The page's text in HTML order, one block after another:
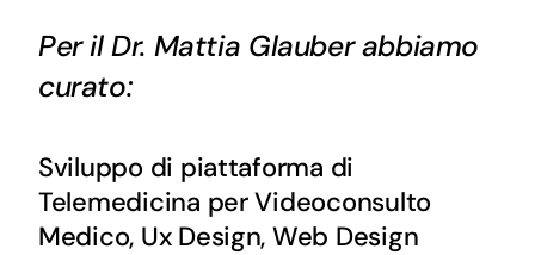
Per il Dr. Mattia Glauber abbiamo
curato:
Sviluppo di piattaforma di
Telemedicina per Videoconsulto
Medico, Ux Design, Web Design